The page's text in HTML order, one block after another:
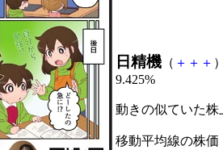
日精機 （ ＋ ＋ ＋
9.425%
動きの似ていた
移動平均線の株価